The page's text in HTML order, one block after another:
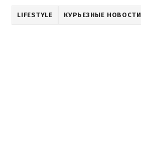
LIFESTYLE КУРЬЕЗНЫЕ НОВОСТИ